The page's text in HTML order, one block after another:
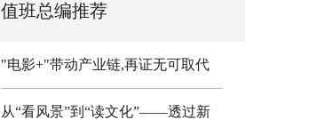
值班总编推荐
"电影+"带动产业链,再证无可取代
从“看风景”到“读文化”——透过新